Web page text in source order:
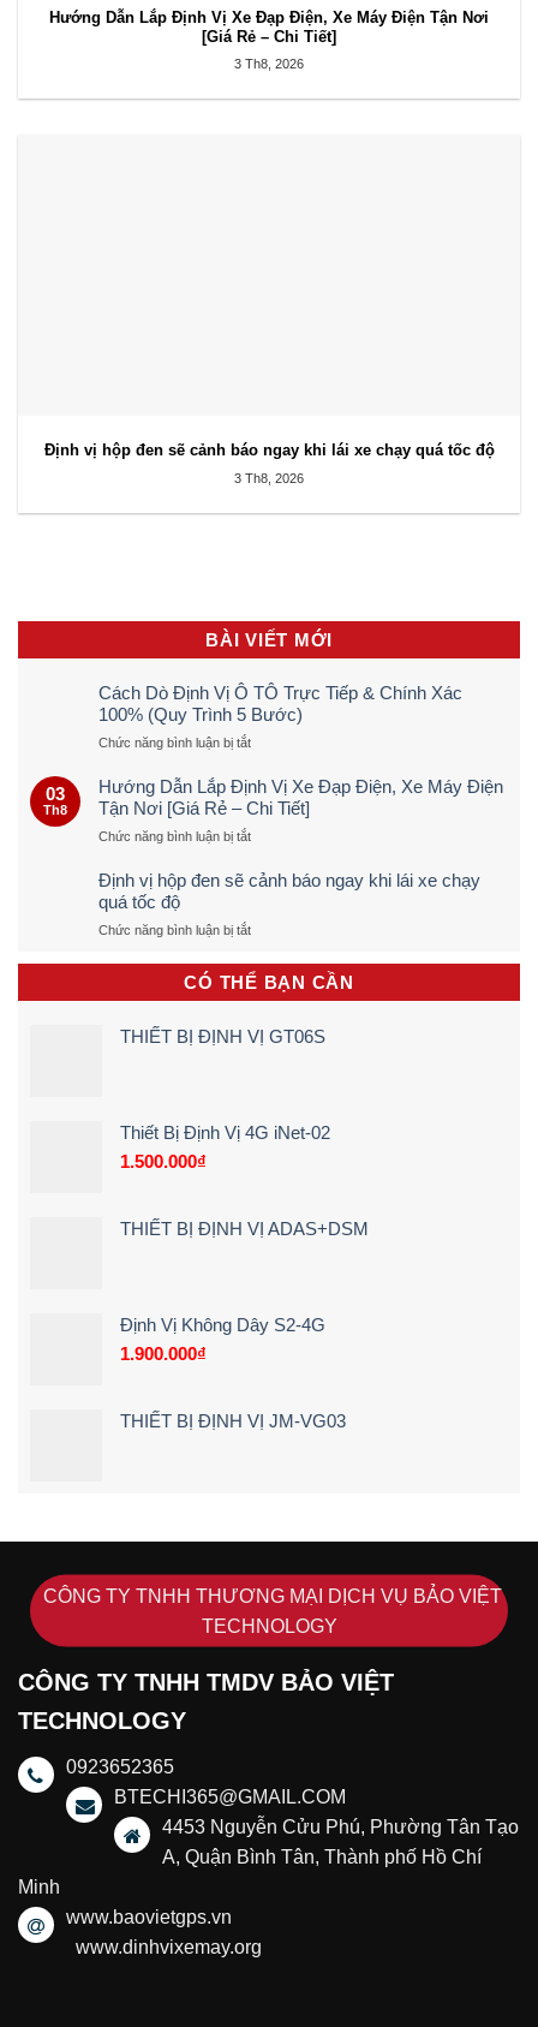
Hướng Dẫn Lắp Định Vị Xe Đạp Điện, Xe Máy Điện Tận Nơi
[Giá Rẻ – Chi Tiết]
3 Th8, 2026
Định vị hộp đen sẽ cảnh báo ngay khi lái xe chạy quá tốc độ
3 Th8, 2026
BÀI VIẾT MỚI
Cách Dò Định Vị Ô TÔ Trực Tiếp & Chính Xác
100% (Quy Trình 5 Bước)
Chức năng bình luận bị tắtở
Dò
Định
Vị
Ô
Trực
Chính
100%
(Quy
5
Bước)
03
Th8
Hướng Dẫn Lắp Định Vị Xe Đạp Điện, Xe Máy Điện
Tận Nơi [Giá Rẻ – Chi Tiết]
Chức năng bình luận bị tắtở
Dẫn
Vị
Đạp
Điện,
Máy
Điện
Rẻ
–
Định vị hộp đen sẽ cảnh báo ngay khi lái xe chạy
quá tốc độ
Chức năng bình luận bị tắtở
vị
hộp
đen
cảnh
xe
CÓ THỂ BẠN CẦN
THIẾT BỊ ĐỊNH VỊ GT06S
Thiết Bị Định Vị 4G iNet-02
1.500.000₫
THIẾT BỊ ĐỊNH VỊ ADAS+DSM
Định Vị Không Dây S2-4G
1.900.000₫
THIẾT BỊ ĐỊNH VỊ JM-VG03
CÔNG TY TNHH THƯƠNG MẠI DỊCH VỤ BẢO VIỆT
TECHNOLOGY
CÔNG TY TNHH TMDV BẢO VIỆT
TECHNOLOGY
0923652365
BTECHI365@GMAIL.COM
4453 Nguyễn Cửu Phú, Phường Tân Tạo
A, Quận Bình Tân, Thành phố Hồ Chí
Minh
www.baovietgps.vn
www.dinhvixemay.org